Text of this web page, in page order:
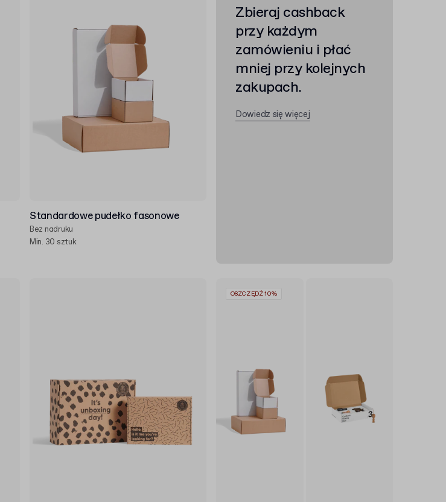
Standardowe pudełko fasonowe
Bez nadruku
Min. 30 sztuk
OSZCZĘDŹ 10%
Zbieraj cashback
przy każdym
zamówieniu i płać
mniej przy kolejnych
zakupach.
Dowiedz się więcej